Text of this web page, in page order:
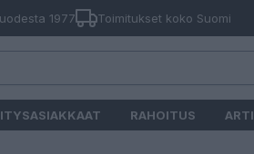
1977 Toimitukset koko Suomi
RAHOITUS